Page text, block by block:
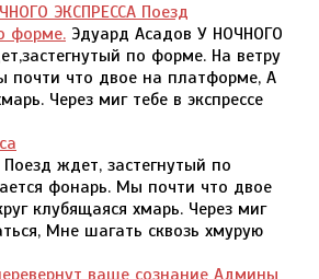
ЭКСПРЕССА Поезд
форме. Эдуард Асадов У НОЧНОГО
по форме. На ветру
почти что двое на платформе, А
Через миг тебе в экспрессе
Поезд ждет, застегнутый по
фонарь. Мы почти что двое
клубящаяся хмарь. Через миг
Мне шагать сквозь хмурую